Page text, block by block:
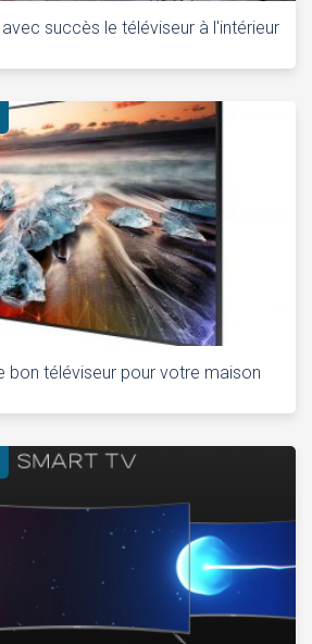
succès le téléviseur à l'intérieur
bon téléviseur pour votre maison